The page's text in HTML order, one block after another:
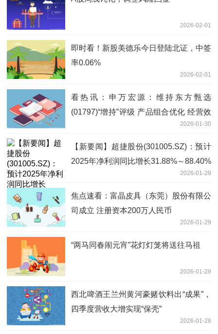
2026-02-01
即时看！新股美德乐今日登陆北证，中签
率0.06%
2026-02-01
看热讯：申万宏源：维持东方甄选
(01797)“增持”评级 产品组合优化 经营效
2026-01-30
【新要闻】超捷股份(301005.SZ)：预计
2025年净利润同比增长31.88%～88.40%
2026-01-29
焦点速看：富晶皮具（东莞）股份有限公
司成立 注册资本200万人民币
2026-01-29
“两马同春闹元宵”花灯灯笼将送往马祖
2026-01-29
西北啤酒王兰州黄河豪赌饮料出“成果”，
四季度营收大增实现“保壳”
2026-01-28